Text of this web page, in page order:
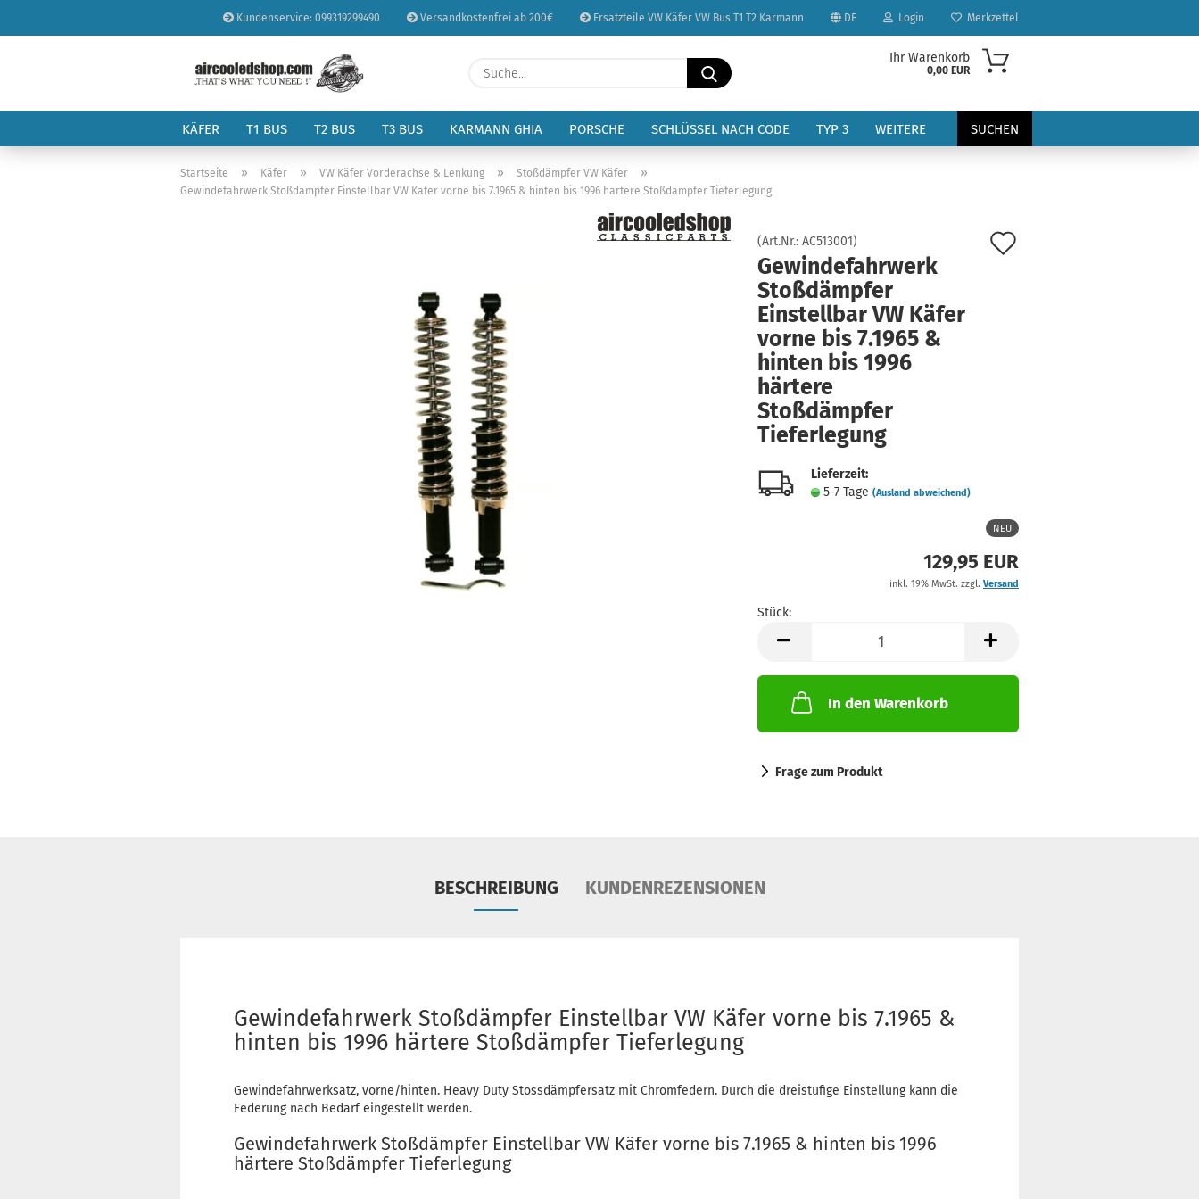
Kundenservice: 099319299490 Versandkostenfrei ab 200€ Ersatzteile VW Käfer VW Bus T1 T2 Karmann DE
Sprache auswählen
Lieferland
Login
Konto erstellen
Passwort vergessen?
Merkzettel
Suche...
Ihr Warenkorb
0,00 EUR
KÄFER T1 BUS T2 BUS T3 BUS KARMANN GHIA PORSCHE SCHLÜSSEL NACH CODE TYP 3 SUCHEN
WEITERE
Startseite » Käfer » VW Käfer Vorderachse & Lenkung » Stoßdämpfer VW Käfer »
Gewindefahrwerk Stoßdämpfer Einstellbar VW Käfer vorne bis 7.1965 & hinten bis 1996 härtere Stoßdämpfer Tieferlegung
(Art.Nr.: AC513001)
Gewindefahrwerk
Stoßdämpfer
Einstellbar VW Käfer
vorne bis 7.1965 &
hinten bis 1996
härtere
Stoßdämpfer
Tieferlegung
Lieferzeit:
5-7 Tage (Ausland abweichend)
NEU
129,95 EUR
inkl. 19% MwSt. zzgl. Versand
Stück:
Stück
In den Warenkorb
Frage zum Produkt
BESCHREIBUNG KUNDENREZENSIONEN
Gewindefahrwerk Stoßdämpfer Einstellbar VW Käfer vorne bis 7.1965 &
hinten bis 1996 härtere Stoßdämpfer Tieferlegung
Gewindefahrwerksatz, vorne/hinten. Heavy Duty Stossdämpfersatz mit Chromfedern. Durch die dreistufige Einstellung kann die
Federung nach Bedarf eingestellt werden.
Gewindefahrwerk Stoßdämpfer Einstellbar VW Käfer vorne bis 7.1965 & hinten bis 1996
härtere Stoßdämpfer Tieferlegung